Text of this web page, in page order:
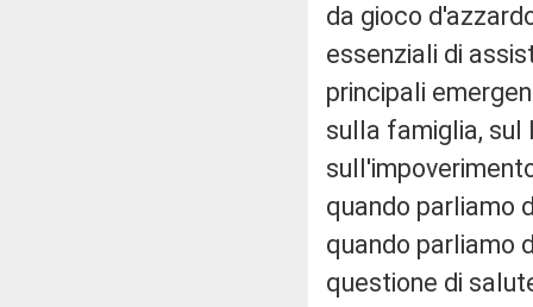
da gioco
essenziali di
principali
sulla famiglia, sul
quando parliamo
quando parliamo
questione di